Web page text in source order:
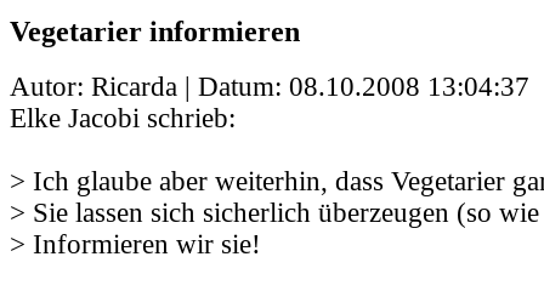
Vegetarier informieren
Autor: Ricarda | Datum: 08.10.2008 13:04:37
Elke Jacobi schrieb:
> Ich glaube aber weiterhin, dass Vegetarier
> Sie lassen sich sicherlich überzeugen (so
> Informieren wir sie!